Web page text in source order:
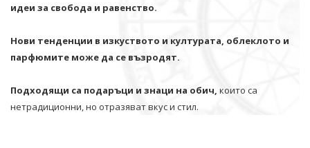
идеи за свобода и равенство.
Нови тенденции в изкуството и културата, облеклото и
парфюмите може да се възродят.
Подходящи са подаръци и знаци на обич, които са
нетрадиционни, но отразяват вкус и стил.